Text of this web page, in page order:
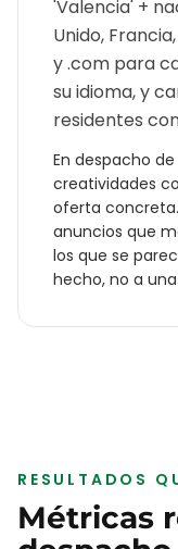
'Valencia' +
Unido,
y .com para
su idioma, y
residentes
En despacho
creatividades
oferta
anuncios que
los que se
hecho, no a
RESULTADOS
Métricas